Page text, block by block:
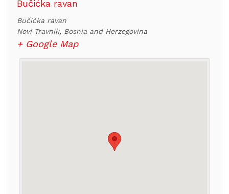
Bučićka ravan
Bučićka ravan
Novi Travnik, Bosnia and Herzegovina
+ Google Map